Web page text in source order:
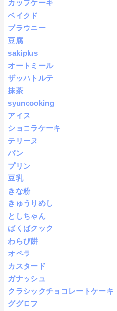
カップケーキ
ベイクド
ブラウニー
豆腐
sakiplus
オートミール
ザッハトルテ
抹茶
syuncooking
アイス
ショコラケーキ
テリーヌ
パン
プリン
豆乳
きな粉
きゅうりめし
としちゃん
ばくばクック
わらび餅
オペラ
カスタード
ガナッシュ
クラシックチョコレートケーキ
ググロフ